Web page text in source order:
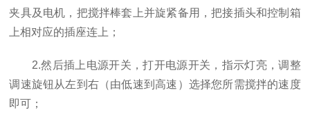
夹具及电机，把搅拌棒套上并旋紧备用，把接插头和控制箱
上相对应的插座连上；
2.然后插上电源开关，打开电源开关，指示灯亮，调整
调速旋钮从左到右（由低速到高速）选择您所需搅拌的速度
即可；